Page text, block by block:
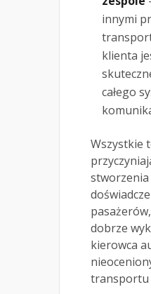
innymi
klienta
całego
Wszystkie
dobrze
kierowca
transportu